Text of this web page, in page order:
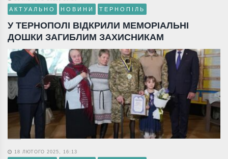
АКТУАЛЬНО НОВИНИ ТЕРНОПІЛЬ
У ТЕРНОПОЛІ ВІДКРИЛИ МЕМОРІАЛЬНІ
ДОШКИ ЗАГИБЛИМ ЗАХИСНИКАМ
18 ЛЮТОГО 2025, 16:13